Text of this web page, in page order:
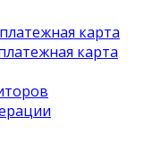
карта
карта